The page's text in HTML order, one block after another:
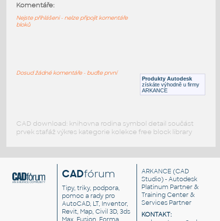
natáčející se podle zadané hodnoty
Popiska sklonu střechy - pro pohledy
Produkty Autodesk
získáte výhodně u firmy
ARKANCE
Komentáře:
Nejste přihlášeni - nelze připojit komentáře
bloků
Dosud žádné komentáře - buďte první
CAD download: knihovna rodina symbol detail součást
prvek stafáž výkres kategorie kolekce free block library
CADfórum
Tipy, triky, podpora,
pomoc a rady pro
AutoCAD, LT, Inventor,
Revit, Map, Civil 3D, 3ds
ARKANCE (CAD
Studio) - Autodesk
Platinum Partner &
Training Center &
Services Partner
KONTAKT: